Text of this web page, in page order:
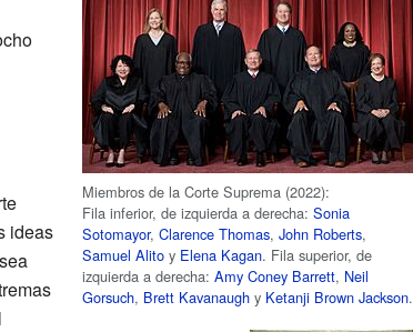
Miembros de la Corte Suprema (2022):
Fila inferior, de izquierda a derecha:Sonia
Sotomayor,Clarence Thomas,John Roberts,
Samuel Alito y Elena Kagan. Fila superior, de
izquierda a derecha:Amy Coney Barrett, Neil
Gorsuch, Brett Kavanaugh y Ketanji Brown Jackson.
ideas